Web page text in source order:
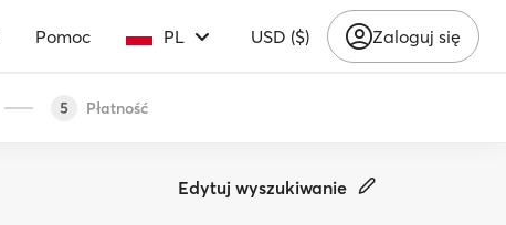
Pomoc PL USD ($) Zaloguj się
5 Płatność
Edytuj wyszukiwanie